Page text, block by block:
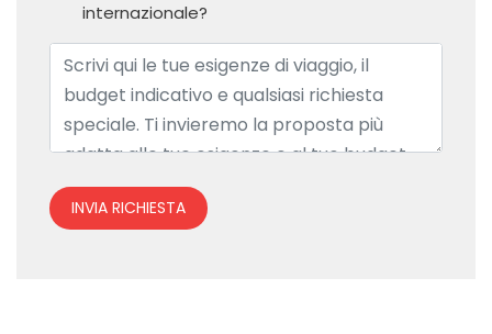
internazionale?
INVIA RICHIESTA